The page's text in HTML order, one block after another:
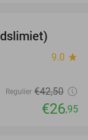
9.0 star
Regulier €42,50
€26,95